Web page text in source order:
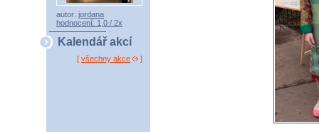
autor: jordana
hodnocení: 1,0 / 2x
Kalendář akcí
[ všechny akce ]